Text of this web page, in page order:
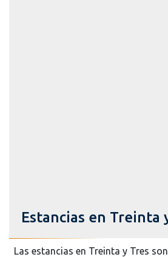
Estancias en Treinta
Las estancias en Treinta y Tres